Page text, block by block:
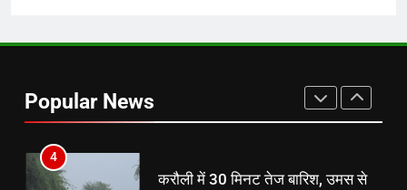
Popular News
स्वर्ण पदक:अलीगढ़ चैंपियनशिप में गर्ल्स
टीम ने रजत पदक हासिल किया
4
करौली में 30 मिनट तेज बारिश, उमस से